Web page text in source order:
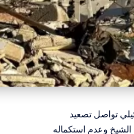
تواصل تصعيد
وعدم استكماله